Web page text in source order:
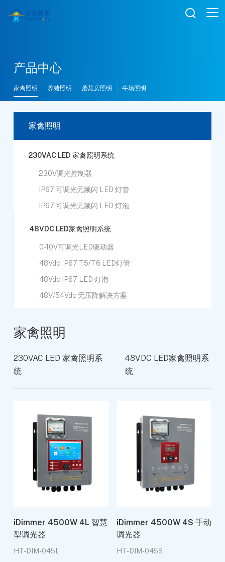

产品中心
家禽照明 养猪照明 蘑菇房照明 牛场照明
家禽照明
230VAC LED 家禽照明系统
230V调光控制器
IP67 可调光无频闪 LED 灯管
IP67 可调光无频闪 LED 灯泡
48VDC LED家禽照明系统
0-10V可调光LED驱动器
48Vdc IP67 T5/T6 LED灯管
48Vdc IP67 LED 灯泡
48V/54Vdc 无压降解决方案
家禽照明
230VAC LED 家禽照明系
统
48VDC LED家禽照明系
统
iDimmer 4500W 4L 智慧
型调光器
HT-DIM-045L
iDimmer 4500W 4S 手动
调光器
HT-DIM-045S